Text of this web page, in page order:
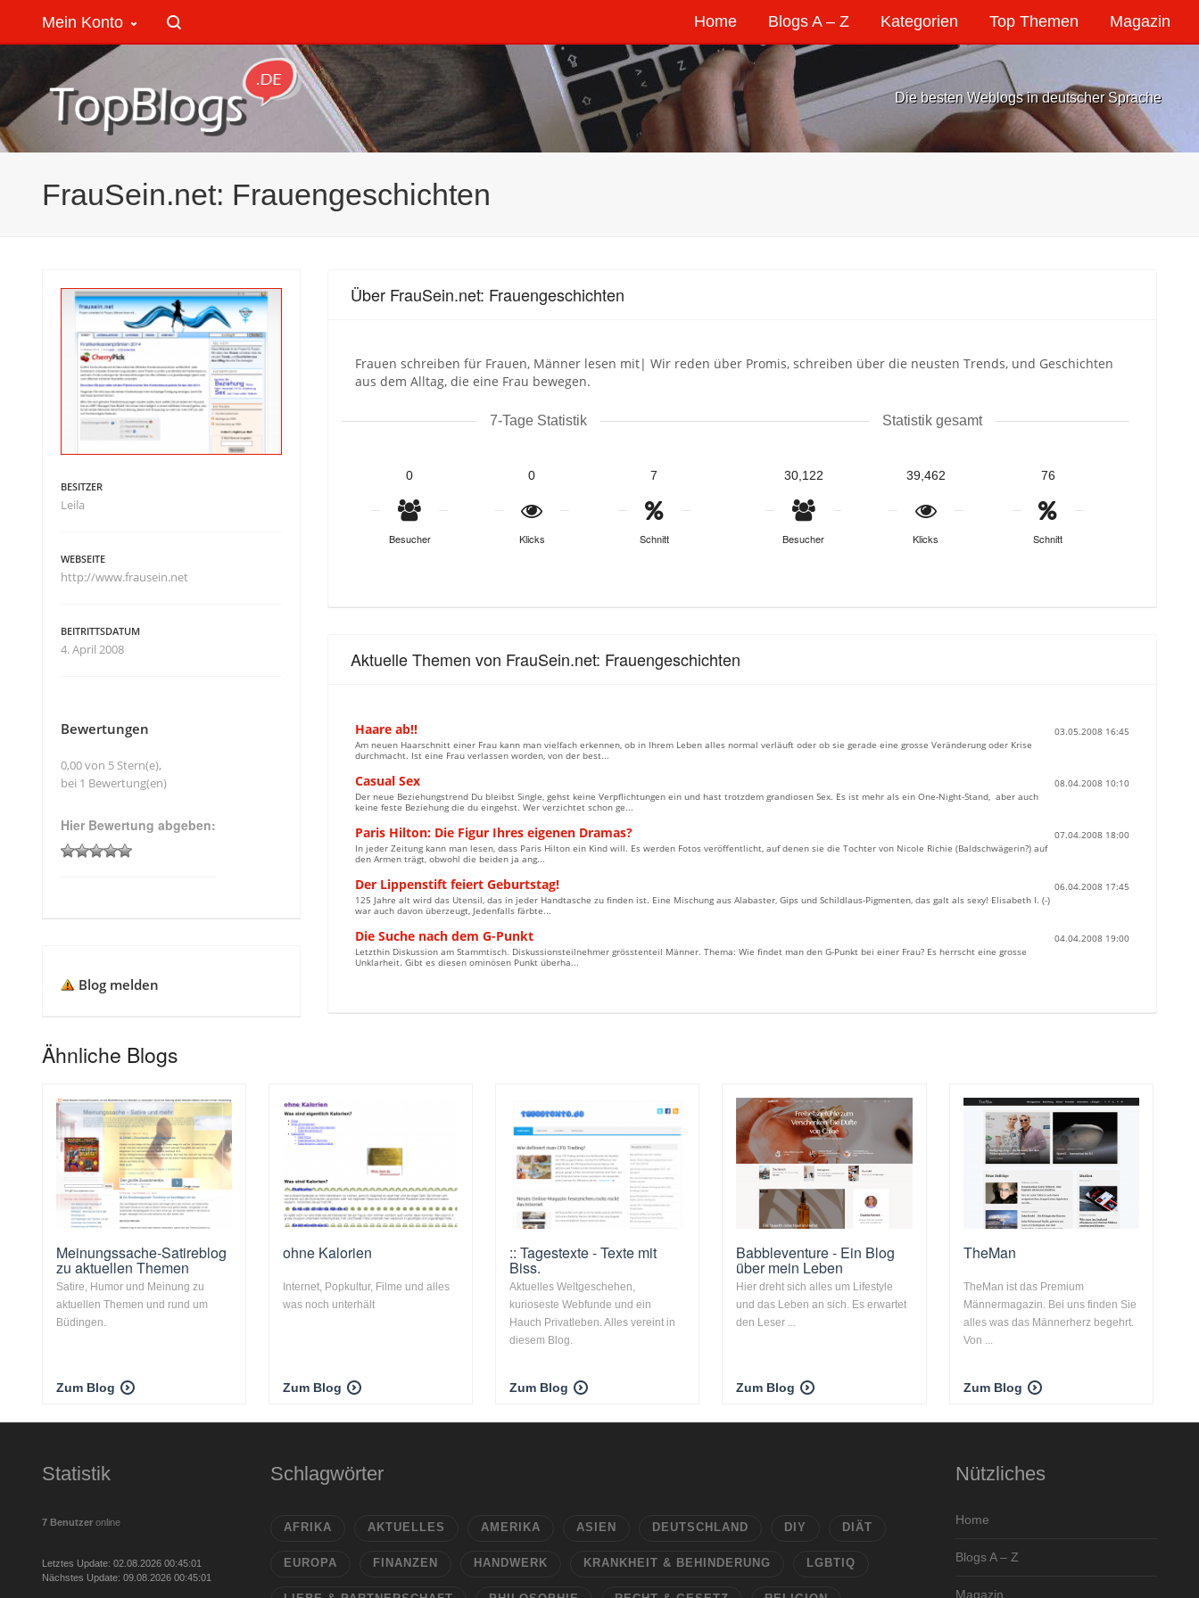
Home Blogs A – Z Kategorien Top Themen Magazin
Mein Konto
Die besten Weblogs in deutscher Sprache
FrauSein.net: Frauengeschichten
Über FrauSein.net: Frauengeschichten
Frauen schreiben für Frauen, Männer lesen mit| Wir reden über Promis, schreiben über die neusten Trends, und Geschichten
aus dem Alltag, die eine Frau bewegen.
7-Tage Statistik
0
Besucher
0
Klicks
7
Schnitt
Statistik gesamt
30,122
Besucher
39,462
Klicks
76
Schnitt
Aktuelle Themen von FrauSein.net: Frauengeschichten
Haare ab!!
03.05.2008 16:45
Am neuen Haarschnitt einer Frau kann man vielfach erkennen, ob in Ihrem Leben alles normal verläuft oder ob sie gerade eine grosse Veränderung oder Krise
durchmacht. Ist eine Frau verlassen worden, von der best...
Casual Sex
08.04.2008 10:10
Der neue Beziehungstrend Du bleibst Single, gehst keine Verpflichtungen ein und hast trotzdem grandiosen Sex. Es ist mehr als ein One-Night-Stand, aber auch
keine feste Beziehung die du eingehst. Wer verzichtet schon ge...
Paris Hilton: Die Figur Ihres eigenen Dramas?
07.04.2008 18:00
In jeder Zeitung kann man lesen, dass Paris Hilton ein Kind will. Es werden Fotos veröffentlicht, auf denen sie die Tochter von Nicole Richie (Baldschwägerin?) auf
den Armen trägt, obwohl die beiden ja ang...
Der Lippenstift feiert Geburtstag!
06.04.2008 17:45
125 Jahre alt wird das Utensil, das in jeder Handtasche zu finden ist. Eine Mischung aus Alabaster, Gips und Schildlaus-Pigmenten, das galt als sexy! Elisabeth I. (-)
war auch davon überzeugt, Jedenfalls färbte...
Die Suche nach dem G-Punkt
04.04.2008 19:00
Letzthin Diskussion am Stammtisch. Diskussionsteilnehmer grösstenteil Männer. Thema: Wie findet man den G-Punkt bei einer Frau? Es herrscht eine grosse
Unklarheit. Gibt es diesen ominösen Punkt überha...
BESITZER
Leila
WEBSEITE
http://www.frausein.net
BEITRITTSDATUM
4. April 2008
Bewertungen
0,00 von 5 Stern(e),
bei 1 Bewertung(en)
Hier Bewertung abgeben:
Blog melden
Ähnliche Blogs
Meinungssache-Satireblog
zu aktuellen Themen
Satire, Humor und Meinung zu
aktuellen Themen und rund um
Büdingen.
Zum Blog
ohne Kalorien
Internet, Popkultur, Filme und alles
was noch unterhält
Zum Blog
:: Tagestexte - Texte mit
Biss.
Aktuelles Weltgeschehen,
kurioseste Webfunde und ein
Hauch Privatleben. Alles vereint in
diesem Blog.
Zum Blog
Babbleventure - Ein Blog
über mein Leben
Hier dreht sich alles um Lifestyle
und das Leben an sich. Es erwartet
den Leser ...
Zum Blog
TheMan
TheMan ist das Premium
Männermagazin. Bei uns finden Sie
alles was das Männerherz begehrt.
Von ...
Zum Blog
Statistik
7 Benutzer online
Letztes Update: 02.08.2026 00:45:01
Nächstes Update: 09.08.2026 00:45:01
Schlagwörter
AFRIKA AKTUELLES AMERIKA ASIEN DEUTSCHLAND DIY DIÄT
EUROPA FINANZEN HANDWERK KRANKHEIT & BEHINDERUNG LGBTIQ
Nützliches
Home
Blogs A – Z
Magazin